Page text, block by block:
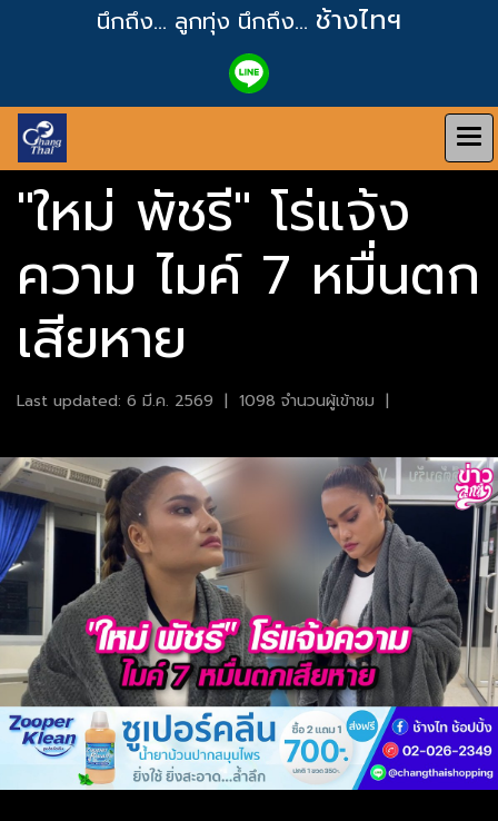
นึกถึง... ลูกทุ่ง นึกถึง... ช้างไทฯ
"ใหม่ พัชรี" โร่แจ้ง
ความ ไมค์ 7 หมื่นตก
เสียหาย
Last updated: 6 มี.ค. 2569 | 1098 จำนวนผู้เข้าชม |